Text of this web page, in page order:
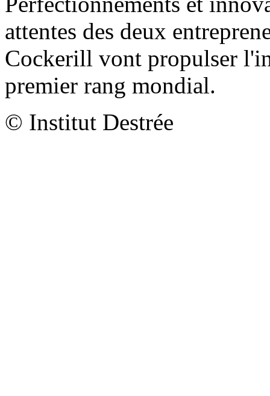
attentes des deux
Cockerill vont propulser
premier rang mondial.
© Institut Destrée